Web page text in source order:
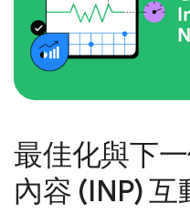
最佳化與下
內容 (INP) 互